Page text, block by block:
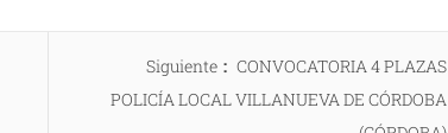
Siguiente
Entrada
siguiente:
CONVOCATORIA 4 PLAZAS
POLICÍA LOCAL VILLANUEVA DE CÓRDOBA